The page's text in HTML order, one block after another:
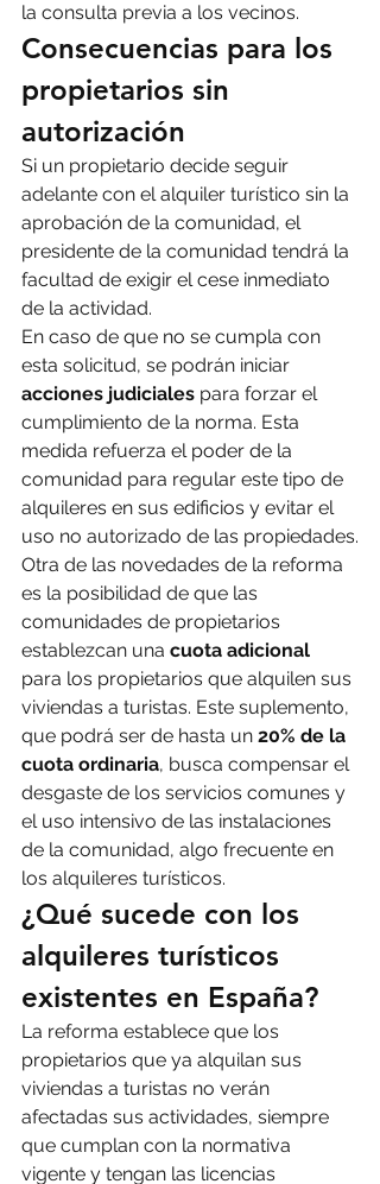
la consulta previa a los vecinos.
Consecuencias para los
propietarios sin
autorización
Si un propietario decide seguir
adelante con el alquiler turístico sin la
aprobación de la comunidad, el
presidente de la comunidad tendrá la
facultad de exigir el cese inmediato
de la actividad.
En caso de que no se cumpla con
esta solicitud, se podrán iniciar
acciones judiciales para forzar el
cumplimiento de la norma. Esta
medida refuerza el poder de la
comunidad para regular este tipo de
alquileres en sus edificios y evitar el
uso no autorizado de las propiedades.
Otra de las novedades de la reforma
es la posibilidad de que las
comunidades de propietarios
establezcan una cuota adicional
para los propietarios que alquilen sus
viviendas a turistas. Este suplemento,
que podrá ser de hasta un 20% de la
cuota ordinaria, busca compensar el
desgaste de los servicios comunes y
el uso intensivo de las instalaciones
de la comunidad, algo frecuente en
los alquileres turísticos.
¿Qué sucede con los
alquileres turísticos
existentes en España?
La reforma establece que los
propietarios que ya alquilan sus
viviendas a turistas no verán
afectadas sus actividades, siempre
que cumplan con la normativa
vigente y tengan las licencias